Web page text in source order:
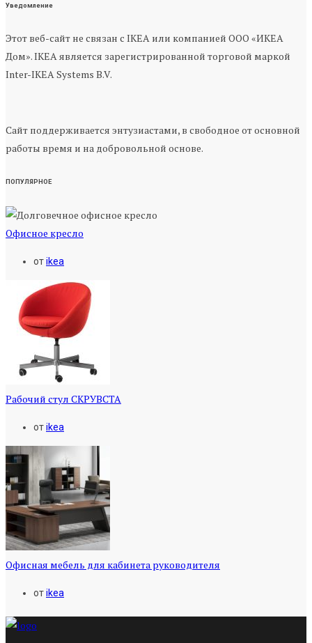
Уведомление
Этот веб-сайт не связан с IKEA или компанией ООО «ИКЕА
Дом». IKEA является зарегистрированной торговой маркой
Inter-IKEA Systems B.V.
Сайт поддерживается энтузиастами, в свободное от основной
работы время и на добровольной основе.
ПОПУЛЯРНОЕ
Офисное кресло
отikea
Рабочий стул СКРУВСТА
отikea
Офисная мебель для кабинета руководителя
отikea